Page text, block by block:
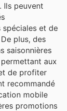
Ils peuvent
et de
plus, des
saisonnières
aux
de profiter
recommandé
mobile
promotions